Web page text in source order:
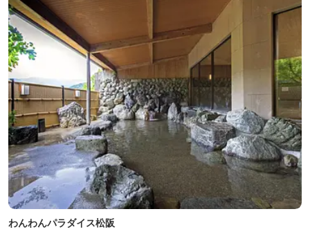
わんわんパラダイス松阪